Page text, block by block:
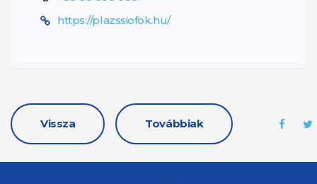
https://plazssiofok.hu/
Vissza Továbbiak